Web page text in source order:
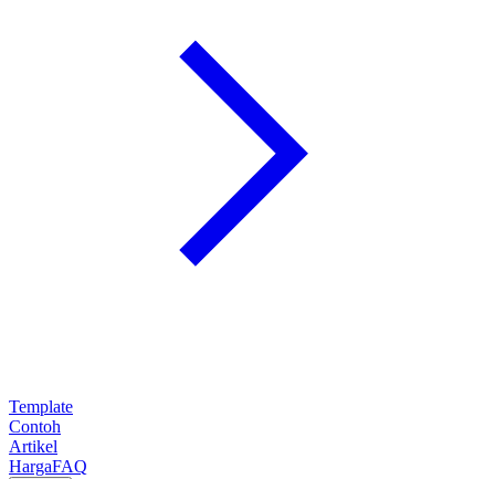
Template
Contoh
Artikel
HargaFAQ